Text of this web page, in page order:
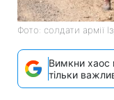
Фото: солдати армії
Вимкни хаос
тільки